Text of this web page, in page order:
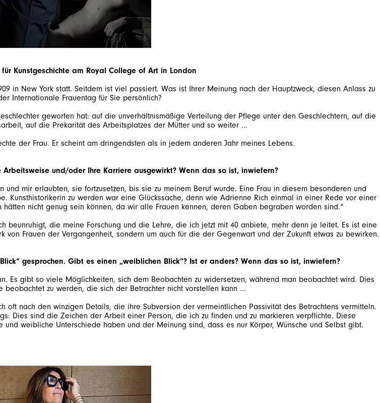
Kunstgeschichte am Royal College of Art in London
in New York statt. Seitdem ist viel passiert. Was ist Ihrer Meinung nach der Hauptzweck, diesen Anlass zu
Internationale Frauentag für Sie persönlich?
geworfen hat: auf die unverhältnismäßige Verteilung der Pflege unter den Geschlechtern, auf die
auf die Prekarität des Arbeitsplatzes der Mütter und so weiter ...
der Frau. Er scheint am dringendsten als in jedem anderen Jahr meines Lebens.
und/oder Ihre Karriere ausgewirkt? Wenn das so ist, inwiefern?
mir erlaubten, sie fortzusetzen, bis sie zu meinem Beruf wurde. Eine Frau in diesem besonderen und
Kunsthistorikerin zu werden war eine Glückssache, denn wie Adrienne Rich einmal in einer Rede vor einer
Gruppe von Lehrern, Schriftstellern und Akademikern sagte: „Unsere Gaben hätten nicht genug sein können, da wir alle Frauen kennen, deren Gaben begraben worden sind.“
die meine Forschung und die Lehre, die ich jetzt mit 40 anbiete, mehr denn je leitet. Es ist eine
Frauen der Vergangenheit, sondern um auch für die der Gegenwart und der Zukunft etwas zu bewirken.
gesprochen. Gibt es einen „weiblichen Blick“? Ist er anders? Wenn das so ist, inwiefern?
Es gibt so viele Möglichkeiten, sich dem Beobachten zu widersetzen, während man beobachtet wird. Dies
nach den winzigen Details, die ihre Subversion der vermeintlichen Passivität des Betrachtens vermitteln.
Dies sind die Zeichen der Arbeit einer Person, die ich zu finden und zu markieren verpflichte. Diese
weibliche Unterschiede haben und der Meinung sind, dass es nur Körper, Wünsche und Selbst gibt.